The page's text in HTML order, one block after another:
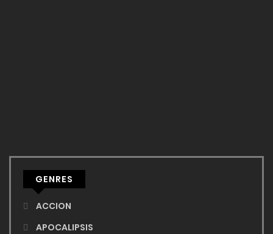
GENRES
ACCION
APOCALIPSIS